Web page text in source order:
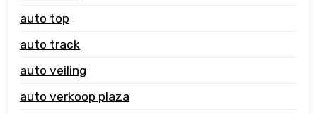
auto top
auto track
auto veiling
auto verkoop plaza